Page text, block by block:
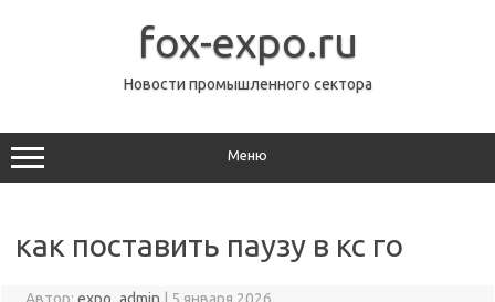
fox-expo.ru
Новости промышленного сектора
Меню
как поставить паузу в кс го